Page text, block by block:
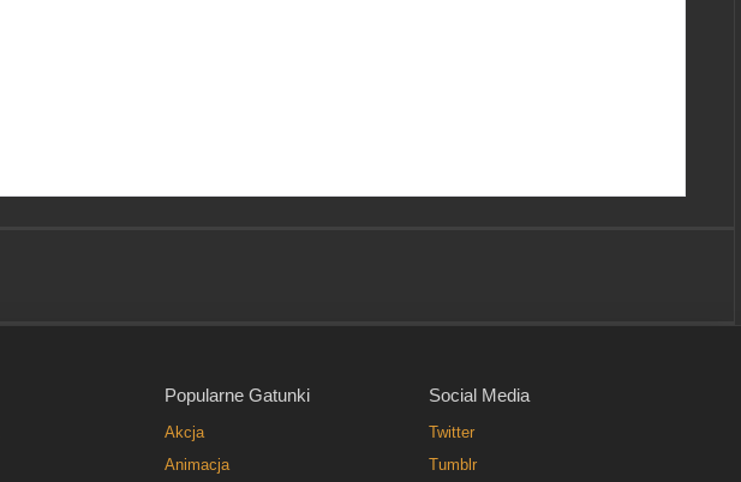
Popularne Gatunki
Akcja
Animacja
Social Media
Twitter
Tumblr